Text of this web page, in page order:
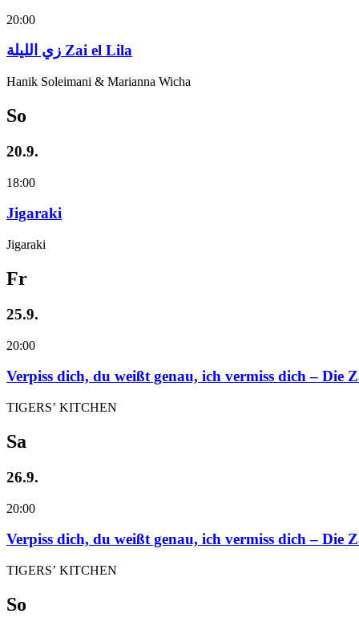
20:00
زي‌ اللیلة Zai el Lila
Hanik Soleimani & Marianna Wicha
So
20.9.
18:00
Jigaraki
Jigaraki
Fr
25.9.
20:00
Verpiss dich, du weißt genau, ich vermiss dich – Die
TIGERS’ KITCHEN
Sa
26.9.
20:00
Verpiss dich, du weißt genau, ich vermiss dich – Die
TIGERS’ KITCHEN
So